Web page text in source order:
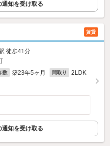
知を受け取る
賃貸
徒歩41分
数 築23年5ヶ月 間取り 2LDK
知を受け取る